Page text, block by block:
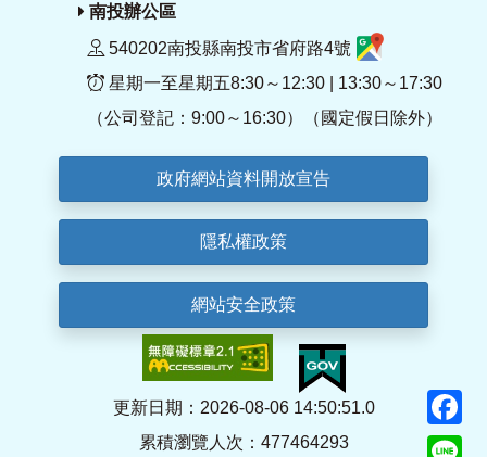
南投辦公區
540202南投縣南投市省府路4號
星期一至星期五8:30～12:30 | 13:30～17:30
（公司登記：9:00～16:30）（國定假日除外）
政府網站資料開放宣告
隱私權政策
網站安全政策
更新日期：2026-08-06 14:50:51.0
累積瀏覽人次：477464293